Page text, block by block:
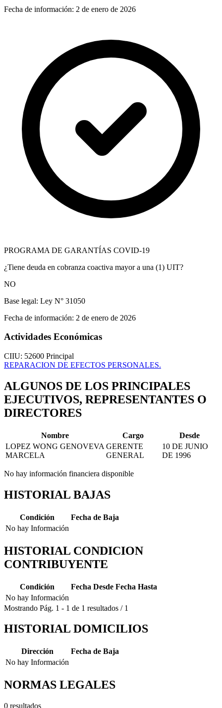
Fecha de información: 2 de enero de 2026
PROGRAMA DE GARANTÍAS COVID-19
¿Tiene deuda en cobranza coactiva mayor a una (1) UIT?
NO
Base legal: Ley N° 31050
Fecha de información: 2 de enero de 2026
Actividades Económicas
CIIU: 52600 Principal
REPARACION DE EFECTOS PERSONALES.
ALGUNOS DE LOS PRINCIPALES
EJECUTIVOS, REPRESENTANTES O
DIRECTORES
Nombre Cargo
Desde
LOPEZ WONG GENOVEVA
MARCELA
GERENTE
GENERAL
10 DE JUNIO
DE 1996
No hay información financiera disponible
HISTORIAL BAJAS
Condición
Fecha de Baja
No hay Información
HISTORIAL CONDICION
CONTRIBUYENTE
Condición Fecha Desde Fecha Hasta
No hay Información
Mostrando Pág. 1 - 1 de 1 resultados / 1
HISTORIAL DOMICILIOS
Dirección
Fecha de Baja
No hay Información
NORMAS LEGALES
0 resultados